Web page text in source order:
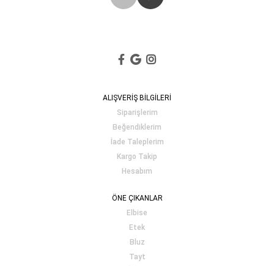
ALIŞVERİŞ BİLGİLERİ
Siparişlerim
Beğendiklerim
İade Taleplerim
Kargo Takip
Hesabım
ÖNE ÇIKANLAR
Elbise
Etek
Bluz
Tayt